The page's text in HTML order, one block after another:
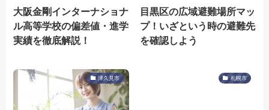
大阪金剛インターナショナ
ル高等学校の偏差値・進学
実績を徹底解説！
目黒区の広域避難場所マッ
プ！いざという時の避難先
を確認しよう
津久見市 札幌市